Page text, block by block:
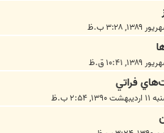
فراتي
۲:۵۴ ب.ظ